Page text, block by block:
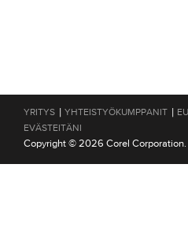
YRITYS | YHTEISTYÖKUMPPANIT |
EVÄSTEITÄNI
Copyright © 2026 Corel